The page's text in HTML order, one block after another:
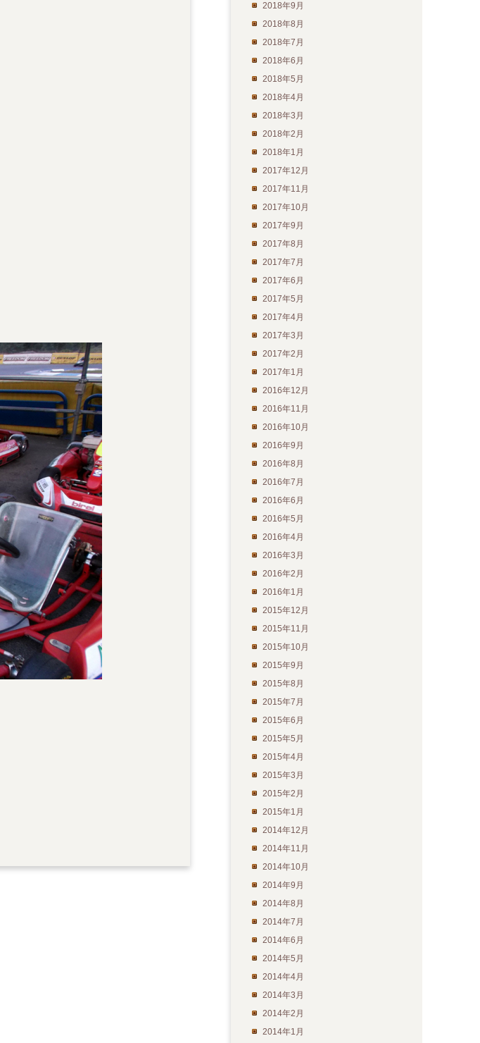
2018年9月
2018年8月
2018年7月
2018年6月
2018年5月
2018年4月
2018年3月
2018年2月
2018年1月
2017年12月
2017年11月
2017年10月
2017年9月
2017年8月
2017年7月
2017年6月
2017年5月
2017年4月
2017年3月
2017年2月
2017年1月
2016年12月
2016年11月
2016年10月
2016年9月
2016年8月
2016年7月
2016年6月
2016年5月
2016年4月
2016年3月
2016年2月
2016年1月
2015年12月
2015年11月
2015年10月
2015年9月
2015年8月
2015年7月
2015年6月
2015年5月
2015年4月
2015年3月
2015年2月
2015年1月
2014年12月
2014年11月
2014年10月
2014年9月
2014年8月
2014年7月
2014年6月
2014年5月
2014年4月
2014年3月
2014年2月
2014年1月